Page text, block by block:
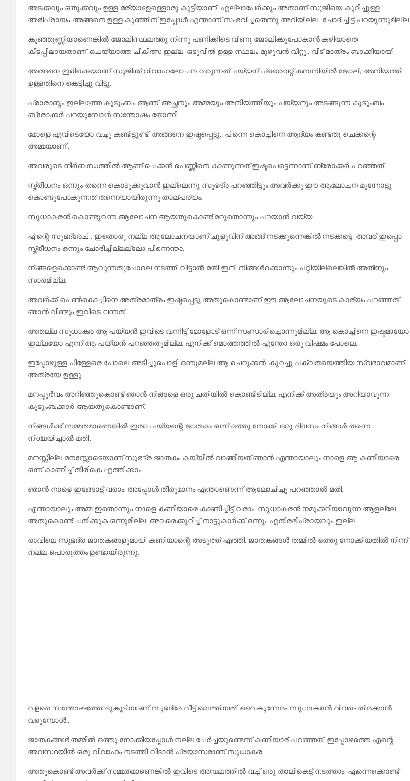
അടക്കവും ഒതുക്കവും ഉള്ള മര്യാദഉള്ളൊരു കുട്ടിയാണ്. എല്ലാപേർക്കും അതാണ് സുജിയെ കുറിച്ചുള്ള
അഭിപ്രായം. അങ്ങനെ ഉള്ള കുഞ്ഞിന് ഇപ്പോൾ എന്താണ് സംഭവിച്ചതെന്നു അറിയില്ല…ചോദിച്ചിട്ട് പറയുന്നുമില്ല.
കുഞ്ഞുണ്ണിയാണെങ്കിൽ ജോലിസ്ഥലത്തു നിന്നു പണിക്കിടെ വീണു ജോലിക്കുപോകാൻ കഴിയാതെ
കിടപ്പിലായതാണ്. ചെയ്യാത്ത ചികിത്സ ഇല്ല. ഒടുവിൽ ഉള്ള സ്ഥലം മുഴുവൻ വിറ്റു.. വീട് മാത്രം ബാക്കിയായി.
അങ്ങനെ ഇരിക്കെയാണ് സുജിക്ക് വിവാഹലോചന വരുന്നത്.പയ്യന് പ്രൈവറ്റ് കമ്പനിയിൽ ജോലി, അനിയത്തി
ഉള്ളതിനെ കെട്ടിച്ചു വിട്ടു.
പ്രാരാബ്ദം ഇല്ലാത്ത കുടുംബം ആണ്. അച്ഛനും അമ്മയും അനിയത്തിയും പയ്യനും അടങ്ങുന്ന കുടുംബം.
ബ്രോക്കർ പറയുമ്പോൾ സന്തോഷം തോന്നി.
മോളെ എവിടെയോ വച്ചു കണ്ടിട്ടുണ്ട്. അങ്ങനെ ഇഷ്ടപ്പെട്ടു.. പിന്നെ കൊച്ചിനെ ആദ്യം കണ്ടതു ചെക്കന്റെ
അമ്മയാണ്…
അവരുടെ നിർബന്ധത്തിൽ ആണ് ചെക്കൻ പെണ്ണിനെ കാണുന്നത്.ഇഷ്ടപെട്ടെന്നാണ് ബ്രോക്കർ പറഞ്ഞത്.
സ്ത്രീധനം ഒന്നും തന്നെ കൊടുക്കുവാൻ ഇല്ലെന്നു സുഭദ്ര പറഞ്ഞിട്ടും അവർക്കു ഈ ആലോചന മുന്നോട്ടു
കൊണ്ടുപോകുന്നത് തന്നെയായിരുന്നു താല്പര്യം.
സുധാകരൻ കൊണ്ടുവന്ന ആലോചന ആയതുകൊണ്ട് മറുതൊന്നും പറയാൻ വയ്യ..
എന്റെ സുഭദ്രേചി.. ഇതൊരു നല്ല ആലോചനയാണ് ചുളുവിന് അങ്ങ് നടക്കുന്നെങ്കിൽ നടക്കട്ടെ. അവര് ഇപ്പൊ
സ്ത്രീധനം ഒന്നും ചോദിച്ചില്ലല്ലോ പിന്നെന്താ.
നിങ്ങളെക്കൊണ്ട് ആവുന്നതുപോലെ നടത്തി വിട്ടാൽ മതി ഇനി നിങ്ങൾക്കൊന്നും പറ്റിയില്ലെങ്കിൽ അതിനും
സാരമില്ല.
അവർക്ക് പെൺകൊച്ചിനെ അത്രമാത്രം ഇഷ്ടപ്പെട്ടു അതുകൊണ്ടാണ് ഈ ആലോചനയുടെ കാര്യം പറഞ്ഞത്
ഞാൻ വീണ്ടും ഇവിടെ വന്നത്.
അതല്ല സുധാകര ആ പയ്യൻ ഇവിടെ വന്നിട്ട് മോളോട് ഒന്ന് സംസാരിച്ചൊന്നുമില്ല. ആ കൊച്ചിനെ ഇഷ്ടമായോ
ഇല്ലയോ എന്ന് ആ പയ്യൻ പറഞ്ഞതുമില്ല. എനിക്ക് മൊത്തത്തിൽ എന്തോ ഒരു വിഷമം പോലെ.
ഇപ്പോഴുള്ള പിള്ളേരെ പോലെ അടിച്ചുപൊളി ഒന്നുമല്ല ആ ചെറുക്കൻ. കുറച്ചു പക്വതയെത്തിയ സ്വഭാവമാണ്
അത്രയേ ഉള്ളൂ.
മനപ്പൂർവം അറിഞ്ഞുകൊണ്ട് ഞാൻ നിങ്ങളെ ഒരു ചതിയിൽ കൊണ്ടിടില്ല. എനിക്ക് അത്രയും അറിയാവുന്ന
കുടുംബക്കാർ ആയതുകൊണ്ടാണ്.
നിങ്ങൾക്ക് സമ്മതമാണെങ്കിൽ ഇതാ പയ്യന്റെ ജാതകം ഒന്ന് ഒത്തു നോക്കി ഒരു ദിവസം നിങ്ങൾ തന്നെ
നിശ്ചയിച്ചാൽ മതി..
മനസ്സില്ല മനസ്സോടെയാണ് സുഭദ്ര ജാതകം കയ്യിൽ വാങ്ങിയത്.ഞാൻ എന്തായാലും നാളെ ആ കണിയാരെ
ഒന്ന് കാണിച്ച് തിരികെ എത്തിക്കാം.
ഞാൻ നാളെ ഇങ്ങോട്ട് വരാം. അപ്പോൾ തീരുമാനം എന്താണെന്ന് ആലോചിച്ചു പറഞ്ഞാൽ മതി.
എന്തായാലും അമ്മ ഇതൊന്നും നാളെ കണിയാരെ കാണിച്ചിട്ട് വരാം. സുധാകരൻ നമുക്കറിയാവുന്ന ആളല്ലേ
അതുകൊണ്ട് ചതിക്കുക ഒന്നുമില്ല. അവരെക്കുറിച്ച് നാട്ടുകാർക്ക് ഒന്നും എതിരഭിപ്രായവും ഇല്ല.
രാവിലെ സുഭദ്ര ജാതകങ്ങളുമായി കണിയാന്റെ അടുത്ത് എത്തി. ജാതകങ്ങൾ തമ്മിൽ ഒത്തു നോക്കിയതിൽ നിന്ന്
നല്ല പൊരുത്തം ഉണ്ടായിരുന്നു.
വളരെ സന്തോഷത്തോടുകൂടിയാണ് സുഭദ്രേ വീട്ടിലെത്തിയത്. വൈകുന്നേരം സുധാകരൻ വിവരം തിരക്കാൻ
വരുമ്പോൾ..
ജാതകങ്ങൾ തമ്മിൽ ഒത്തു നോക്കിയപ്പോൾ നല്ല ചേർച്ചയുണ്ടെന്ന് കണിയാര് പറഞ്ഞത്. ഇപ്പോഴത്തെ എന്റെ
അവസ്ഥയിൽ ഒരു വിവാഹം നടത്തി വിടാൻ പ്രയാസമാണ് സുധാകര.
അതുകൊണ്ട് അവർക്ക് സമ്മതമാണെങ്കിൽ ഇവിടെ അമ്പലത്തിൽ വച്ച് ഒരു താലികെട്ട് നടത്താം. എന്നെക്കൊണ്ട്